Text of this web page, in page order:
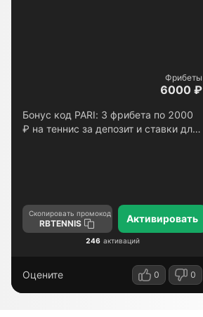
Фрибеты
6000 ₽
Бонус код PARI: 3 фрибета по 2000
₽ на теннис за депозит и ставки для
Скопировать промокод
RBTENNIS Активировать
246 активаций
Оцените 0 0